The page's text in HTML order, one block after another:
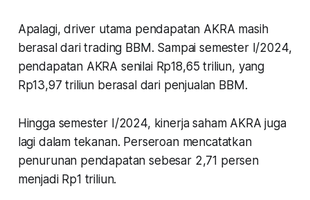
Apalagi, driver utama pendapatan AKRA masih
berasal dari trading BBM. Sampai semester I/2024,
pendapatan AKRA senilai Rp18,65 triliun, yang
Rp13,97 triliun berasal dari penjualan BBM.
Hingga semester I/2024, kinerja saham AKRA juga
lagi dalam tekanan. Perseroan mencatatkan
penurunan pendapatan sebesar 2,71 persen
menjadi Rp1 triliun.